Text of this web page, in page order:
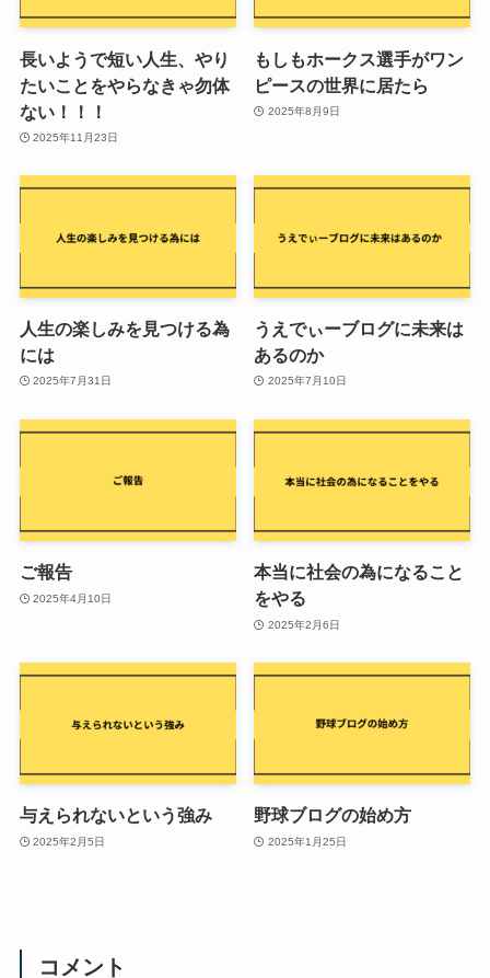
長いようで短い人生、やり
たいことをやらなきゃ勿体
ない！！！
2025年11月23日
もしもホークス選手がワン
ピースの世界に居たら
2025年8月9日
人生の楽しみを見つける為
には
2025年7月31日
うえでぃーブログに未来は
あるのか
2025年7月10日
ご報告
2025年4月10日
本当に社会の為になること
をやる
2025年2月6日
与えられないという強み
2025年2月5日
野球ブログの始め方
2025年1月25日
コメント